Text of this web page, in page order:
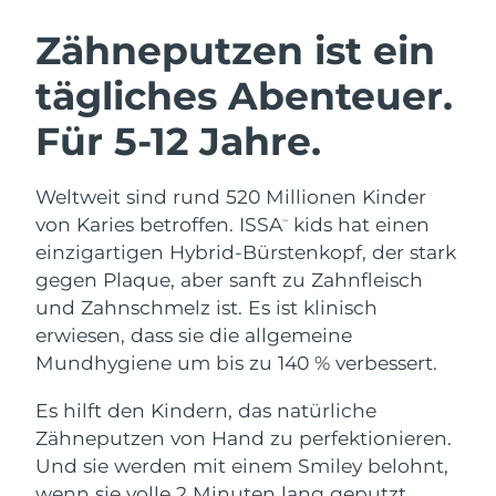
Zähneputzen ist ein
tägliches Abenteuer.
Für 5-12 Jahre.
Weltweit sind rund 520 Millionen Kinder
von Karies betroffen. ISSA™
kids hat einen
einzigartigen Hybrid-Bürstenkopf, der stark
gegen Plaque, aber sanft zu Zahnfleisch
und Zahnschmelz ist. Es ist klinisch
erwiesen, dass sie die allgemeine
Mundhygiene um bis zu 140 % verbessert.
Es hilft den Kindern, das natürliche
Zähneputzen von Hand zu perfektionieren.
Und sie werden mit einem Smiley belohnt,
Gesichtsreinigung
Anti-aging massage
LUNA™ 4 Plus
Massage, LED heating
For men, anti-aging massage
Gesichtsstraffung
Microcurrent toning
BEAR™ 2 go
Microcurrent toning on-the-go
Microcurrent line smoothing device
Hydratisierung
UFO™ 3 Set
Deep facial hydration
UFO™ 3 LED
Near-infrared and red light therapy
device
Mundpflege
issa™ 4
Hybrid silicone sonic toothbrush
issa™ 4 plus
Smart hybrid silicone sonic toothbrush
FAQ™ ANTI-AGING-BEHANDLUNG
Anti-aging LED-Behandlungen
Österreich Erwartete Lieferung
Bahrain Erwartete Lieferung8/9/26
Belgien Erwartete Lieferung
Bermuda Erwartete Lieferung
Bosnien und
Herzegowina
Erwartete Lieferung8/11/26
Brunei Darussalam Erwartete Lieferung
Kanada Erwartete Lieferung8/12/26